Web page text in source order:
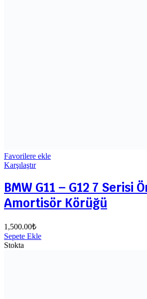
Favorilere ekle
Karşılaştır
BMW G11 – G12 7 Serisi
Amortisör Körüğü
1,500.00₺
Sepete Ekle
Stokta